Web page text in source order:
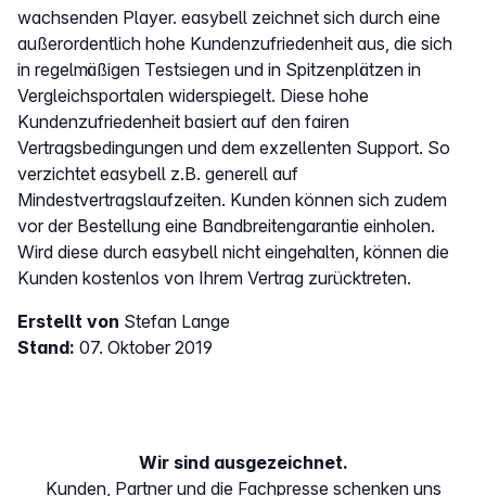
wachsenden Player. easybell zeichnet sich durch eine
außerordentlich hohe Kundenzufriedenheit aus, die sich
in regelmäßigen Testsiegen und in Spitzenplätzen in
Vergleichsportalen widerspiegelt. Diese hohe
Kundenzufriedenheit basiert auf den fairen
Vertragsbedingungen und dem exzellenten Support. So
verzichtet easybell z.B. generell auf
Mindestvertragslaufzeiten. Kunden können sich zudem
vor der Bestellung eine Bandbreitengarantie einholen.
Wird diese durch easybell nicht eingehalten, können die
Kunden kostenlos von Ihrem Vertrag zurücktreten.
Erstellt von Stefan Lange
Stand: 07. Oktober 2019
Wir sind ausgezeichnet.
Kunden, Partner und die Fachpresse schenken uns